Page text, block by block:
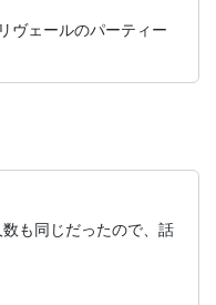
ヴェールのパーティー
も同じだったので、話